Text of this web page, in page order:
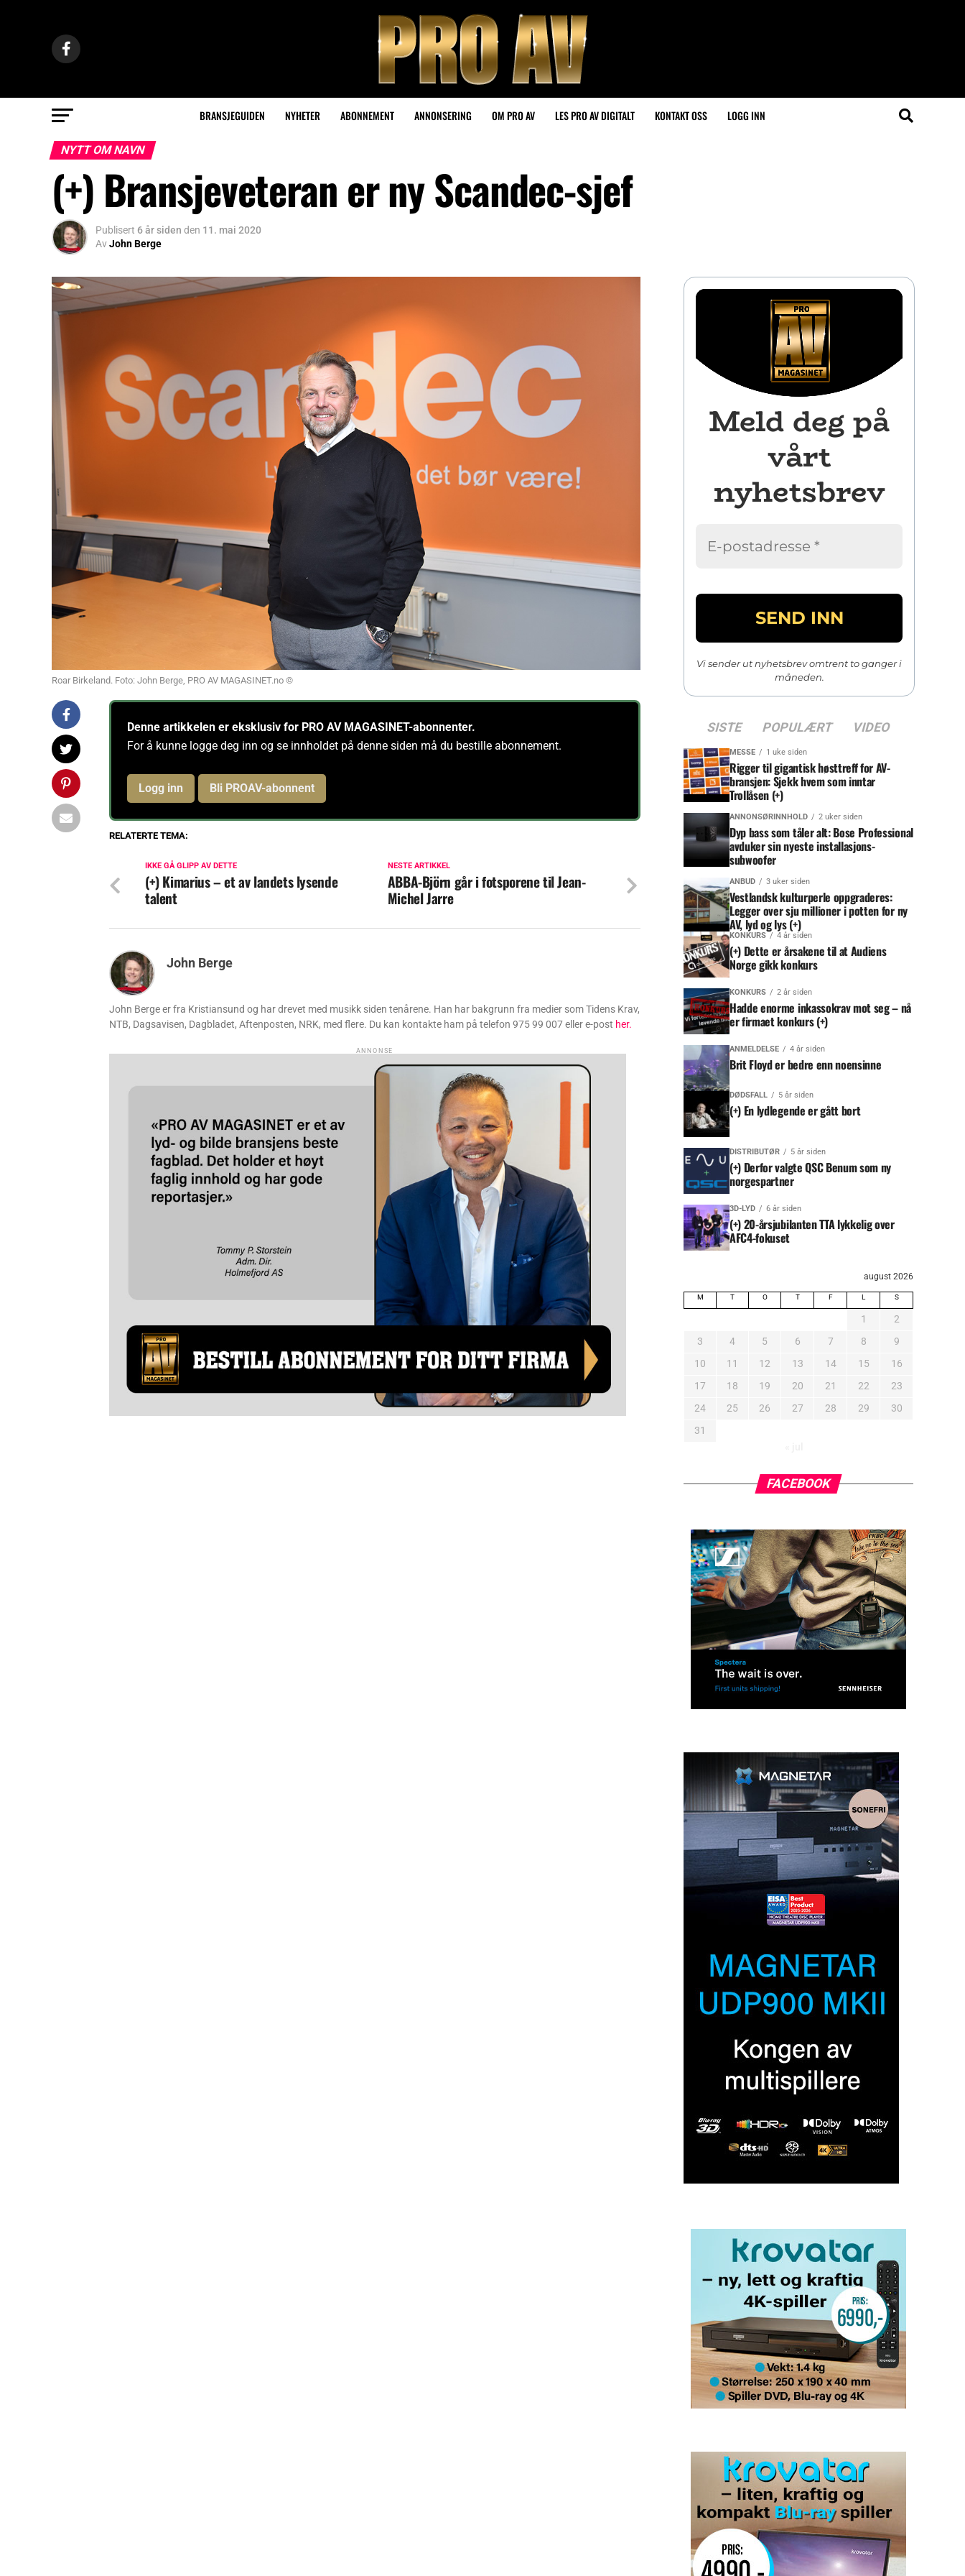
BRANSJEGUIDEN NYHETER ABONNEMENT ANNONSERING OM PRO AV LES PRO AV DIGITALT KONTAKT OSS LOGG INN
NYTT OM NAVN
(+) Bransjeveteran er ny Scandec-sjef
Publisert 6 år siden den 11. mai 2020
AvJohn Berge
Roar Birkeland. Foto: John Berge, PRO AV MAGASINET.no ©
Denne artikkelen er eksklusiv for PRO AV MAGASINET-abonnenter.
For å kunne logge deg inn og se innholdet på denne siden må du bestille abonnement.
Logg inn Bli PROAV-abonnent
RELATERTE TEMA:
NESTE ARTIKKEL
ABBA-Björn går i fotsporene til Jean-
Michel Jarre
IKKE GÅ GLIPP AV DETTE
(+) Kimarius – et av landets lysende
talent
John Berge
John Berge er fra Kristiansund og har drevet med musikk siden tenårene. Han har bakgrunn fra medier som Tidens Krav,
NTB, Dagsavisen, Dagbladet, Aftenposten, NRK, med flere. Du kan kontakte ham på telefon 975 99 007 eller e-post her.
ANNONSE
Meld deg på
vårt
nyhetsbrev
Vi sender ut nyhetsbrev omtrent to ganger i
måneden.
SISTE POPULÆRT VIDEO
MESSE 1 uke siden
Rigger til gigantisk høsttreff for AV-
bransjen: Sjekk hvem som inntar
Trollåsen (+)
ANNONSØRINNHOLD 2 uker siden
Dyp bass som tåler alt: Bose Professional
avduker sin nyeste installasjons-
subwoofer
ANBUD 3 uker siden
Vestlandsk kulturperle oppgraderes:
Legger over sju millioner i potten for ny
AV, lyd og lys (+)
KONKURS 4 år siden
(+) Dette er årsakene til at Audiens
Norge gikk konkurs
KONKURS 2 år siden
Hadde enorme inkassokrav mot seg – nå
er firmaet konkurs (+)
ANMELDELSE 4 år siden
Brit Floyd er bedre enn noensinne
DØDSFALL 5 år siden
(+) En lydlegende er gått bort
DISTRIBUTØR 5 år siden
(+) Derfor valgte QSC Benum som ny
norgespartner
3D-LYD 6 år siden
(+) 20-årsjubilanten TTA lykkelig over
AFC4-fokuset
august 2026
M T O T F L S
1
2
3
4 5 6 7 8
9
10
11 12 13 14 15
16
17
18 19 20 21 22
23
24
25 26 27 28 29
30
31
FACEBOOK